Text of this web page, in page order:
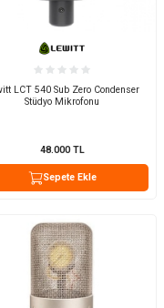
LCT 540 Sub Zero Condenser
Stüdyo Mikrofonu
48.000TL
Sepete Ekle